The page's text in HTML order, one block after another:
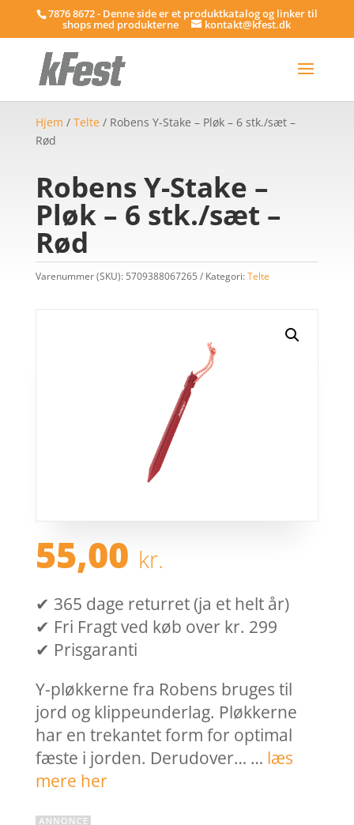
7876 8672 - Denne side er et produktkatalog og linker til
shops med produkterne kontakt@kfest.dk
Hjem / Telte / Robens Y-Stake – Pløk – 6 stk./sæt –
Rød
Robens Y-Stake –
Pløk – 6 stk./sæt –
Rød
Varenummer (SKU): 5709388067265 Kategori:Telte
55,00 kr.
✔ 365 dage returret (ja et helt år)
✔ Fri Fragt ved køb over kr. 299
✔ Prisgaranti
Y-pløkkerne fra Robens bruges til
jord og klippeunderlag. Pløkkerne
har en trekantet form for optimal
fæste i jorden. Derudover… … læs
mere her